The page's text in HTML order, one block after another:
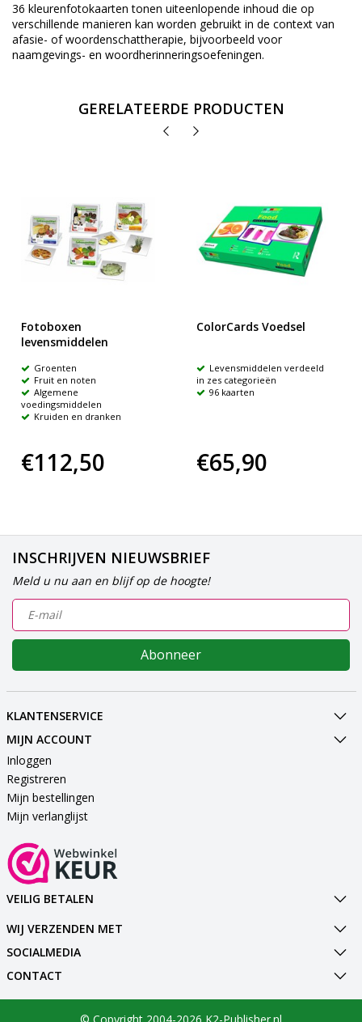
36 kleurenfotokaarten tonen uiteenlopende inhoud die op
verschillende manieren kan worden gebruikt in de context van
afasie- of woordenschattherapie, bijvoorbeeld voor
naamgevings- en woordherinneringsoefeningen.
GERELATEERDE PRODUCTEN
Fotoboxen
levensmiddelen
Groenten
Fruit en noten
Algemene
voedingsmiddelen
Kruiden en dranken
€112,50
ColorCards Voedsel
Levensmiddelen verdeeld
in zes categorieën
96 kaarten
€65,90
INSCHRIJVEN NIEUWSBRIEF
Meld u nu aan en blijf op de hoogte!
Abonneer
KLANTENSERVICE
MIJN ACCOUNT
Inloggen
Registreren
Mijn bestellingen
Mijn verlanglijst
VEILIG BETALEN
WIJ VERZENDEN MET
SOCIALMEDIA
CONTACT